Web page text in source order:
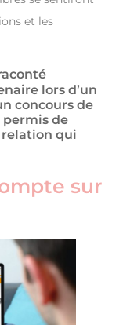
et les
lors d’un
concours de
permis de
qui
sur